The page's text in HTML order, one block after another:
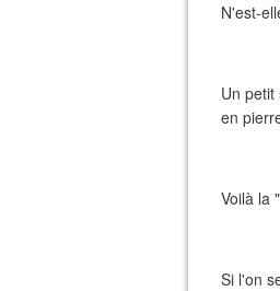
N'est-
Un
en
Voilà la
Si l'on